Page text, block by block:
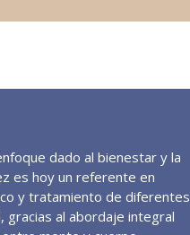
dado al bienestar y la
es hoy un referente en
y tratamiento de diferentes
al abordaje integral